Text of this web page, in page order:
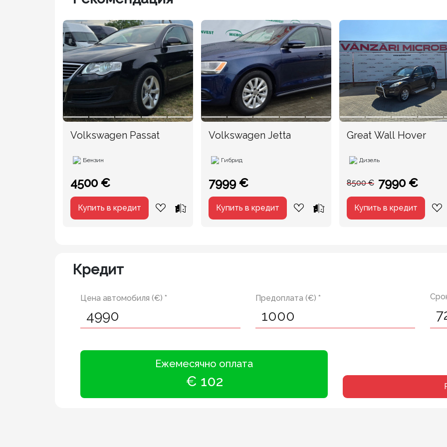
Volkswagen Passat
Бензин
4500 €
Купить в кредит
Volkswagen Jetta
Гибрид
7999 €
Купить в кредит
Great Wall Hover
Дизель
8500 € 7990 €
Купить в кредит
Кредит
Цена автомобиля (€) * Предоплата (€) *
Ежемесячно оплата
€ 102